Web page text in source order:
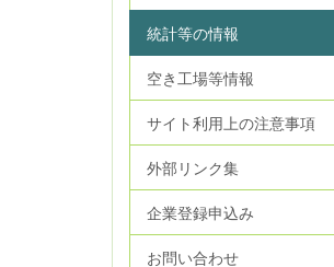
統計等の情報
空き工場等情報
サイト利用上の注意事項
外部リンク集
企業登録申込み
お問い合わせ